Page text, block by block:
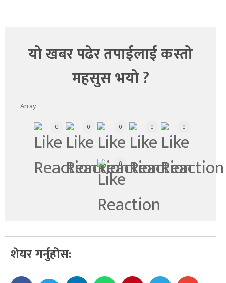
यो खबर पढेर तपाईलाई कस्तो
महसुस भयो ?
Array
0 0 0 0 0
0
शेयर गर्नुहोस: